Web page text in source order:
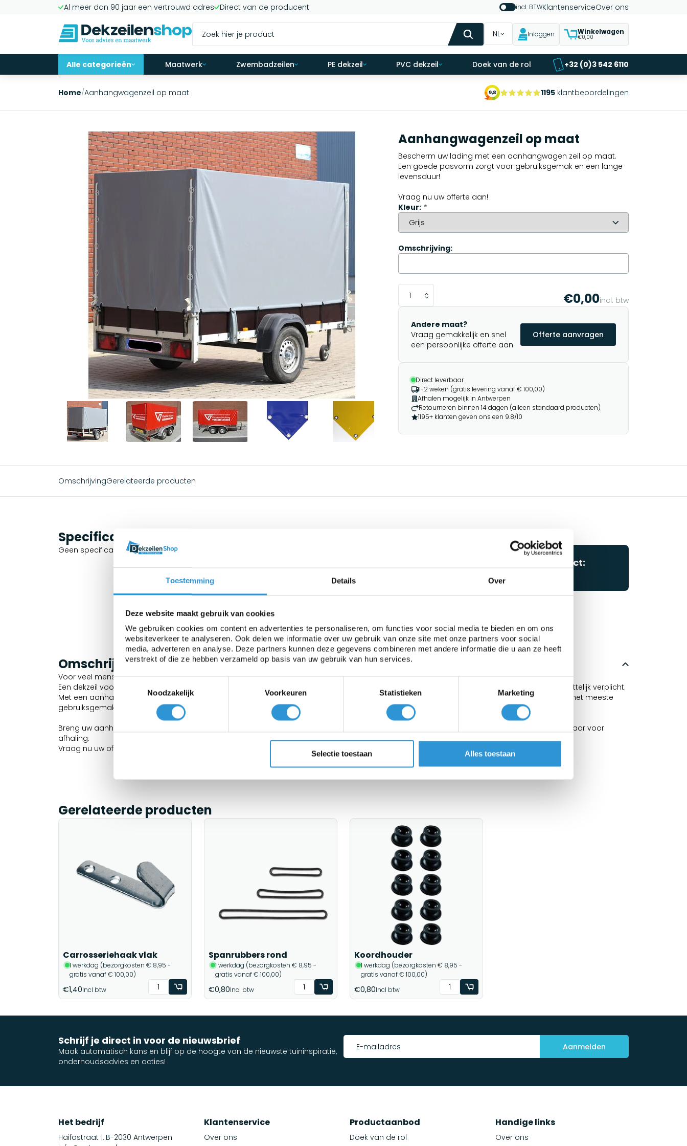
Toestemming Details Over
Deze website maakt gebruik van cookies
We gebruiken cookies om content en advertenties te personaliseren, om functies voor social media te bieden en om ons
websiteverkeer te analyseren. Ook delen we informatie over uw gebruik van onze site met onze partners voor social
media, adverteren en analyse. Deze partners kunnen deze gegevens combineren met andere informatie die u aan ze heeft
verstrekt of die ze hebben verzameld op basis van uw gebruik van hun services.
Toestemmingsselectie
Noodzakelijk
Voorkeuren Statistieken Marketing
Selectie toestaan Alles toestaan
Al meer dan 90 jaar een vertrouwd adres Direct van de producent incl. BTWKlantenserviceOver ons
NL Inloggen Winkelwagen
€0,00
Alle categorieën Maatwerk Zwembadzeilen PE dekzeil PVC dekzeil Doek van de rol +32 (0)3 542 6110
Home/Aanhangwagenzeil op maat 1195 klantbeoordelingen
Aanhangwagenzeil op maat
Bescherm uw lading met een aanhangwagen zeil op maat.
Een goede pasvorm zorgt voor gebruiksgemak en een lange
levensduur!
Vraag nu uw offerte aan!
Kleur: *
Omschrijving:
€0,00incl. btw
Andere maat?
Vraag gemakkelijk en snel
een persoonlijke offerte aan.
Offerte aanvragen
Direct leverbaar
1-2 weken (gratis levering vanaf € 100,00)
Afhalen mogelijk in Antwerpen
Retourneren binnen 14 dagen (alleen standaard producten)
1195+ klanten geven ons een 9.8/10
OmschrijvingGerelateerde producten
Specificaties
Geen specificaties beschikbaar.
Vragen over dit product:
Omschrijving
Voor veel mensen is een aanhangwagen onmisbaar bij het vervoeren van bijvoorbeeld tuinafval, bouwmaterialen of zelfs meubels.
Een dekzeil voor uw aanhangwagen beschermt uw goederen en voorkomt dat u lading verliest. Bovendien is een aanhangwagenzeil ook wettelijk verplicht.
Met een aanhangwagen zeil op maat bent u zeker van de beste pasvorm, met versterkingen op de juiste plekken, de langste levensduur en het meeste
gebruiksgemak.
Breng uw aanhangwagen naar onze zeilmakerij te Antwerpen, kies uw kleur en afwerking, en binnen enkele dagen staat uw aanhangwagen klaar voor
afhaling.
Vraag nu uw offerte aan!
Gerelateerde producten
Carrosseriehaak vlak
1 werkdag (bezorgkosten € 8,95 -
gratis vanaf € 100,00)
€1,40Incl btw
Spanrubbers rond
1 werkdag (bezorgkosten € 8,95 -
gratis vanaf € 100,00)
€0,80Incl btw
Koordhouder
1 werkdag (bezorgkosten € 8,95 -
gratis vanaf € 100,00)
€0,80Incl btw
Schrijf je direct in voor de nieuwsbrief
Maak automatisch kans en blijf op de hoogte van de nieuwste tuininspiratie,
onderhoudsadvies en acties!
Aanmelden
Het bedrijf
Haifastraat 1, B-2030 Antwerpen
Klantenservice
Over ons
Productaanbod
Doek van de rol
Handige links
Over ons